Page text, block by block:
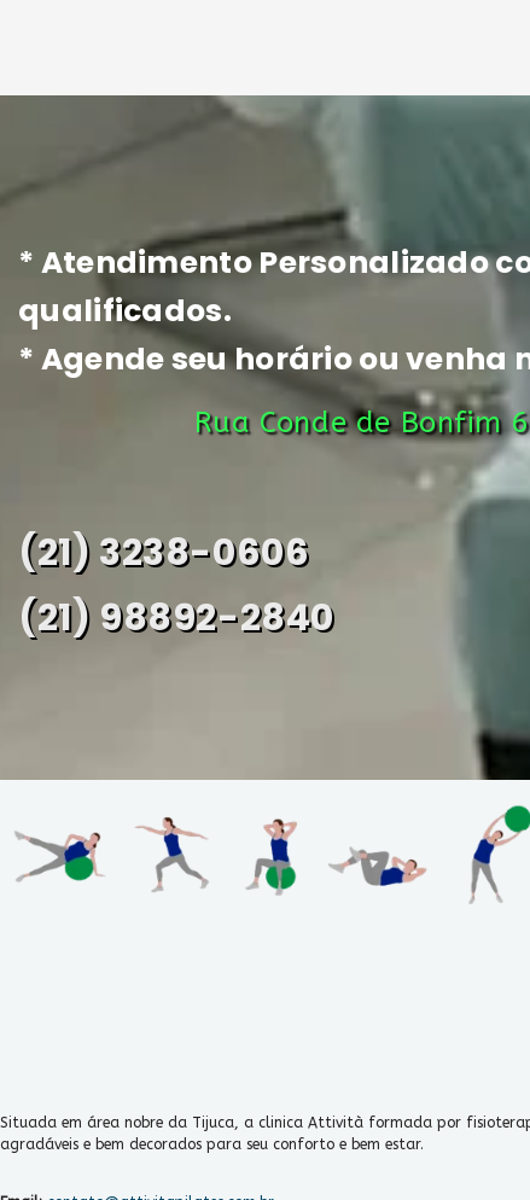
* Atendimento Personalizado
qualificados.
* Agende seu horário ou venha
Rua Conde de Bonfim
(21) 3238-0606
(21) 98892-2840
Situada em área nobre da Tijuca, a clinica Attività formada por
agradáveis e bem decorados para seu conforto e bem estar.